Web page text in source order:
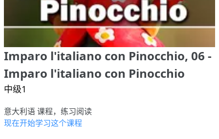
Imparo l'italiano con Pinocchio, 06 -
Imparo l'italiano con Pinocchio
中级1
意大利语 课程，练习阅读
现在开始学习这个课程